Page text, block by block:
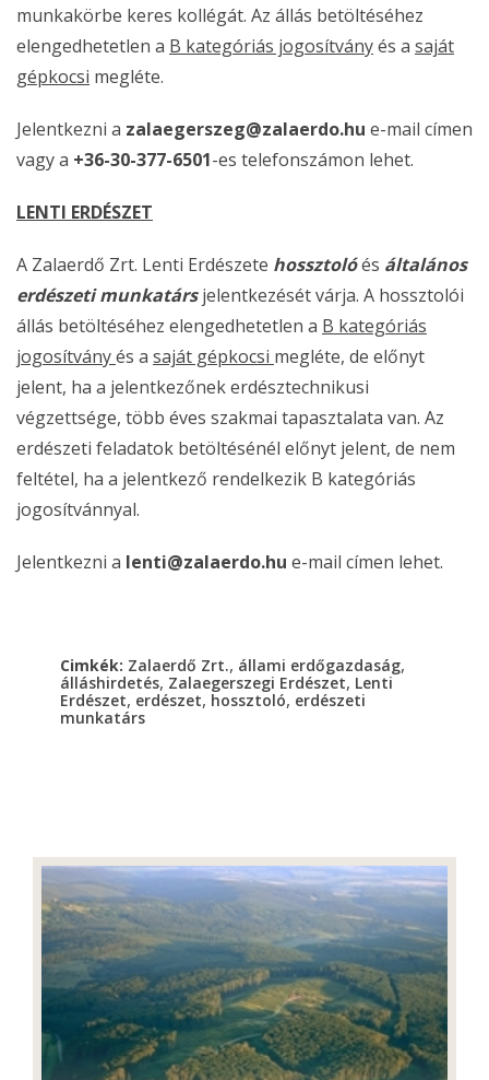
munkakörbe keres kollégát. Az állás betöltéséhez
elengedhetetlen a B kategóriás jogosítványés a saját
gépkocsi megléte.
Jelentkezni a zalaegerszeg@zalaerdo.hu e-mail címen
vagy a +36-30-377-6501-es telefonszámon lehet.
LENTI ERDÉSZET
A Zalaerdő Zrt. Lenti Erdészete hossztolóés általános
erdészeti munkatársjelentkezését várja. A hossztolói
állás betöltéséhez elengedhetetlen a B kategóriás
jogosítványés a saját gépkocsi megléte, de előnyt
jelent, ha a jelentkezőnek erdésztechnikusi
végzettsége, több éves szakmai tapasztalata van. Az
erdészeti feladatok betöltésénél előnyt jelent, de nem
feltétel, ha a jelentkező rendelkezik B kategóriás
jogosítvánnyal.
Jelentkezni a lenti@zalaerdo.hu e-mail címen lehet.
Cimkék: Zalaerdő Zrt., állami erdőgazdaság,
álláshirdetés, Zalaegerszegi Erdészet, Lenti
Erdészet, erdészet, hossztoló, erdészeti
munkatárs